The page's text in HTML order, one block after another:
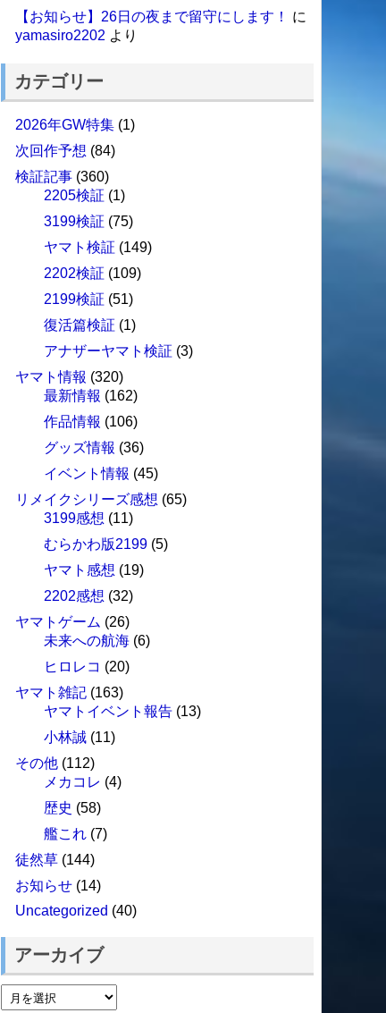
【お知らせ】26日の夜まで留守にします！
に
yamasiro2202 より
カテゴリー
2026年GW特集 (1)
次回作予想 (84)
検証記事 (360)
2205検証 (1)
3199検証 (75)
ヤマト検証 (149)
2202検証 (109)
2199検証 (51)
復活篇検証 (1)
アナザーヤマト検証 (3)
ヤマト情報 (320)
最新情報 (162)
作品情報 (106)
グッズ情報 (36)
イベント情報 (45)
リメイクシリーズ感想 (65)
3199感想 (11)
むらかわ版2199 (5)
ヤマト感想 (19)
2202感想 (32)
ヤマトゲーム (26)
未来への航海 (6)
ヒロレコ (20)
ヤマト雑記 (163)
ヤマトイベント報告 (13)
小林誠 (11)
その他 (112)
メカコレ (4)
歴史 (58)
艦これ (7)
徒然草 (144)
お知らせ (14)
Uncategorized (40)
アーカイブ